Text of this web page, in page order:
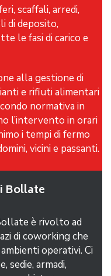
scaffali, arredi,
di deposito,
le fasi di carico e
alla gestione di
e rifiuti alimentari
normativa in
l’intervento in orari
i tempi di fermo
vicini e passanti.
Bollate
è rivolto ad
di coworking che
operativi. Ci
sedie, armadi,